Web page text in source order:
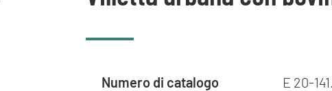
Numero di catalogo
E 20-